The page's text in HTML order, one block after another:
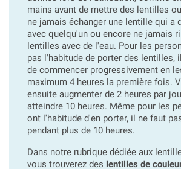
mains avant de mettre des lentilles
ne jamais échanger une lentille qui a
avec quelqu'un ou encore ne jamais
lentilles avec de l'eau. Pour les
pas l'habitude de porter des lentilles,
de commencer progressivement en
maximum 4 heures la première fois.
ensuite augmenter de 2 heures par
atteindre 10 heures. Même pour les
ont l'habitude d'en porter, il ne faut
pendant plus de 10 heures.
Dans notre rubrique dédiée aux
vous trouverez des lentilles de